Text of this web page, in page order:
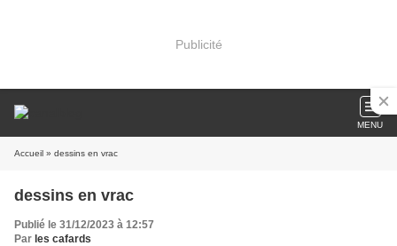
Publicité
MENU
Accueil » dessins en vrac
dessins en vrac
Publié le 31/12/2023 à 12:57
Par les cafards